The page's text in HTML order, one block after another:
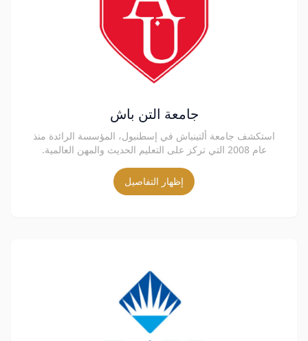
جامعة التن باش
استكشف جامعة ألتينباش في إسطنبول، المؤسسة الرائدة منذ
عام 2008 التي تركز على التعليم الحديث والمهن العالمية.
إظهار التفاصيل